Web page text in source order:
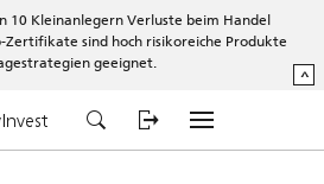
10 Kleinanlegern Verluste beim Handel
sind hoch risikoreiche Produkte
geeignet.
^